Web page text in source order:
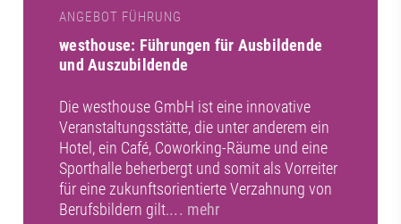
ANGEBOT FÜHRUNG
westhouse: Führungen für Ausbildende
und Auszubildende
Die westhouse GmbH ist eine innovative
Veranstaltungsstätte, die unter anderem ein
Hotel, ein Café, Coworking-Räume und eine
Sporthalle beherbergt und somit als Vorreiter
für eine zukunftsorientierte Verzahnung von
Berufsbildern gilt.... mehr